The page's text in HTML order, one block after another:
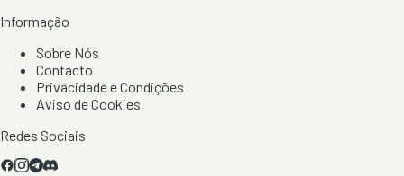
Informação
Sobre Nós
Contacto
Privacidade e Condições
Aviso de Cookies
Redes Sociais